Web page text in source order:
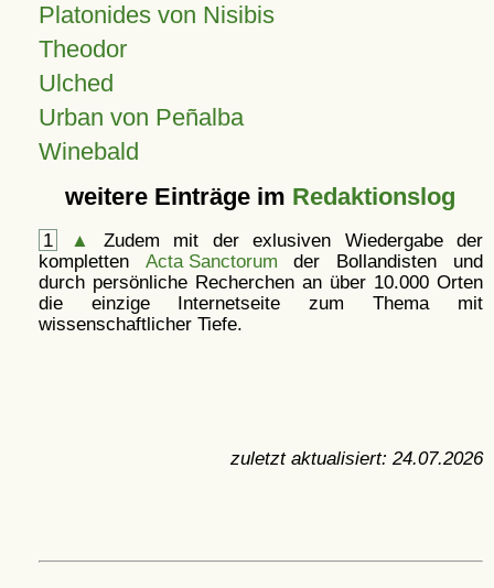
Platonides von Nisibis
Theodor
Ulched
Urban von Peñalba
Winebald
weitere Einträge im Redaktionslog
1 ▲
Zudem mit der exlusiven Wiedergabe der
kompletten Acta Sanctorum der Bollandisten und
durch persönliche Recherchen an über 10.000 Orten
die einzige Internetseite zum Thema mit
wissenschaftlicher Tiefe.
zuletzt aktualisiert: 24.07.2026